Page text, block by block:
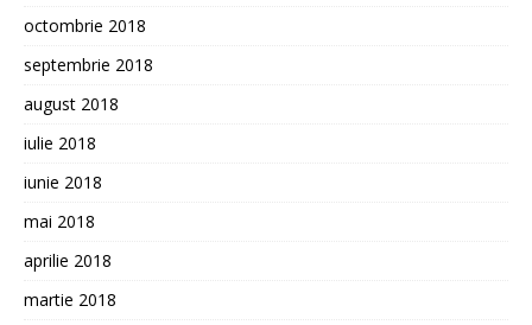
octombrie 2018
septembrie 2018
august 2018
iulie 2018
iunie 2018
mai 2018
aprilie 2018
martie 2018